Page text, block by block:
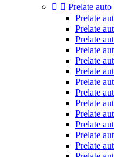
  Prelate
Prelate
Prelate
Prelate
Prelate
Prelate
Prelate
Prelate
Prelate
Prelate
Prelate
Prelate
Prelate
Prelate